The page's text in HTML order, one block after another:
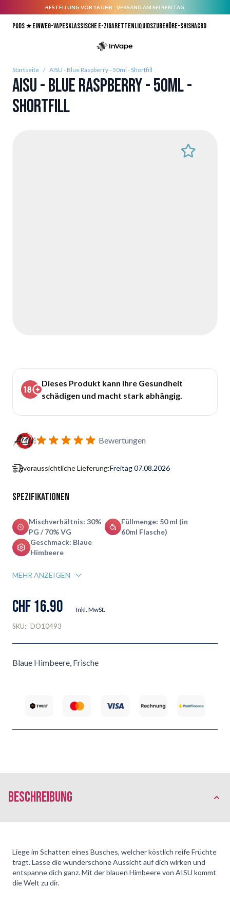
BESTELLUNG VOR 16 UHR - VERSAND AM SELBEN TAG.
Pods ★Einweg-VapesKlassische E-ZigarettenLiquidsZubehörE-ShishaCBD
Startseite / AISU - Blue Raspberry - 50ml - Shortfill
AISU - Blue Raspberry - 50ml -
Shortfill
Dieses Produkt kann Ihre Gesundheit
schädigen und macht stark abhängig.
Bewertungen
voraussichtliche Lieferung:Freitag 07.08.2026
Spezifikationen
Mischverhältnis: 30%
PG / 70% VG
Füllmenge: 50 ml (in
60ml Flasche)
Geschmack: Blaue
Himbeere
MEHR ANZEIGEN
CHF 16.90 Inkl. MwSt.
SKU: DO10493
Blaue Himbeere, Frische
Beschreibung
Liege im Schatten eines Busches, welcher köstlich reife Früchte
trägt. Lasse die wunderschöne Aussicht auf dich wirken und
entspanne dich ganz. Mit der blauen Himbeere von AISU kommt
die Welt zu dir.